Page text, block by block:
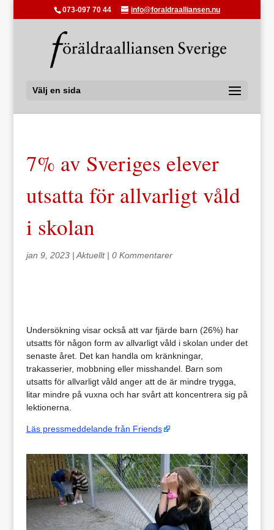
073-097 70 44 info@foraldraalliansen.nu
Välj en sida
7% av Sveriges elever
utsatta för allvarligt våld
i skolan
jan 9, 2023| Aktuellt| 0 Kommentarer
Undersökning visar också att var fjärde barn (26%) har
utsatts för någon form av allvarligt våld i skolan under det
senaste året. Det kan handla om kränkningar,
trakasserier, mobbning eller misshandel. Barn som
utsatts för allvarligt våld anger att de är mindre trygga,
litar mindre på vuxna och har svårt att koncentrera sig på
lektionerna.
Läs pressmeddelande från Friends